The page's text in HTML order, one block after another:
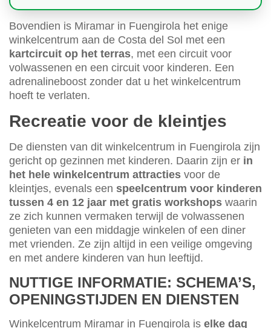
Bovendien is Miramar in Fuengirola het enige
winkelcentrum aan de Costa del Sol met een
kartcircuit op het terras, met een circuit voor
volwassenen en een circuit voor kinderen. Een
adrenalineboost zonder dat u het winkelcentrum
hoeft te verlaten.
Recreatie voor de kleintjes
De diensten van dit winkelcentrum in Fuengirola zijn
gericht op gezinnen met kinderen. Daarin zijn er in
het hele winkelcentrum attracties voor de
kleintjes, evenals een speelcentrum voor kinderen
tussen 4 en 12 jaar met gratis workshops waarin
ze zich kunnen vermaken terwijl de volwassenen
genieten van een middagje winkelen of een diner
met vrienden. Ze zijn altijd in een veilige omgeving
en met andere kinderen van hun leeftijd.
NUTTIGE INFORMATIE: SCHEMA’S,
OPENINGSTIJDEN EN DIENSTEN
Winkelcentrum Miramar in Fuengirola is elke dag